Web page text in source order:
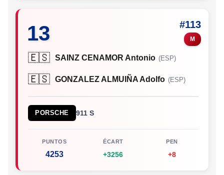
13 #113
M
🇪🇸 SAINZ CENAMOR Antonio (ESP)
🇪🇸 GONZALEZ ALMUIÑA Adolfo (ESP)
PORSCHE 911 S
PUNTOS
4253
ÉCART
+3256
PEN
+8